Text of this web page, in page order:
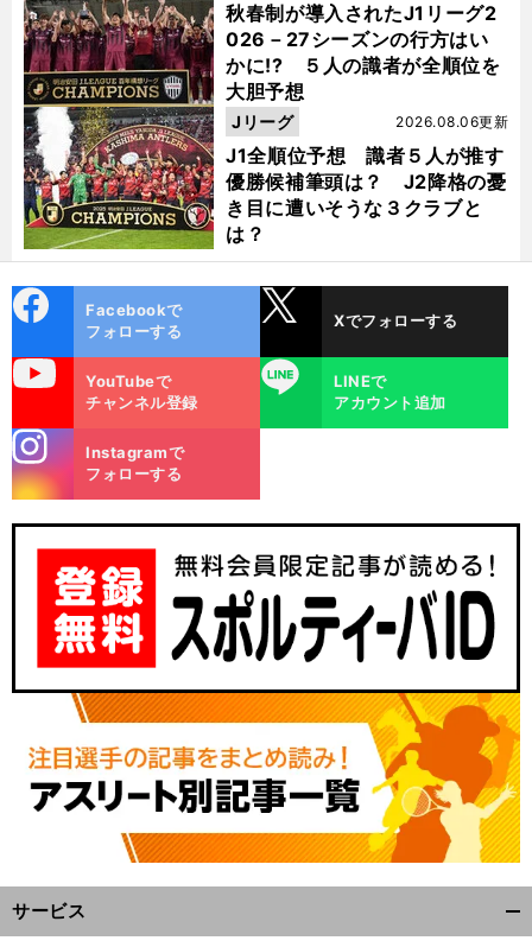
秋春制が導入されたJ1リーグ2
026－27シーズンの行方はい
かに!? ５人の識者が全順位を
大胆予想
J1全順位予想 識者５人が推す
優勝候補筆頭は？ J2降格の憂
き目に遭いそうな３クラブと
は？
2026.08.06更新
Jリーグ
ok
Facebookで
フォローする
Xでフォローする
YouTubeで
チャンネル登録
LINE
LINEで
アカウント追加
m
Instagramで
フォローする
サービス